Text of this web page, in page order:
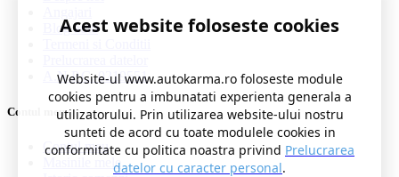
Blog auto
A.N.P.C. 0219551
Contul meu
Contul meu
Masinile mele
Acest website foloseste cookies
Website-ul www.autokarma.ro foloseste module
cookies pentru a imbunatati experienta generala a
utilizatorului. Prin utilizarea website-ului nostru
sunteti de acord cu toate modulele cookies in
conformitate cu politica noastra privind Prelucrarea
datelor cu caracter personal.